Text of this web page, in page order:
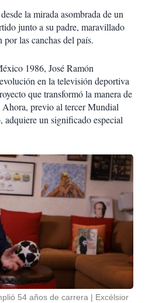
la mirada asombrada de un
junto a su padre, maravillado
las canchas del país.
1986, José Ramón
en la televisión deportiva
que transformó la manera de
previo al tercer Mundial
adquiere un significado especial
54 años de carrera Excélsior